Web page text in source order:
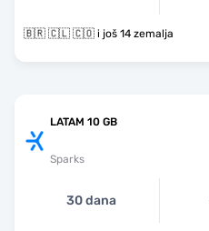
🇧🇷 🇨🇱 🇨🇴 i još 14 zemalja
LATAM 10 GB
Sparks
30 dana